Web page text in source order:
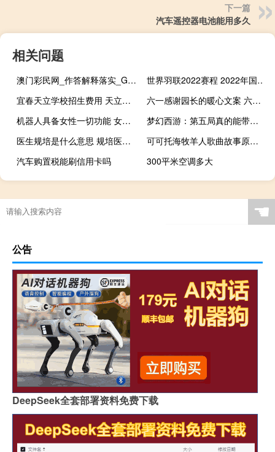
下一篇
汽车遥控器电池能用多久
相关问题
澳门彩民网_作答解释落实_GM版v89.23.39
世界羽联2022赛程 2022年国际羽毛球比赛
宜春天立学校招生费用 天立国际学校收费标准
六一感谢园长的暖心文案 六一幼儿园园长致辞
机器人具备女性一切功能 女性机器人价格多少
梦幻西游：第五局真的能带来收益吗？还有一种简单便捷的赚钱方式！
医生规培是什么意思 规培医生是什么意思啊
可可托海牧羊人歌曲故事原型 可可托海的牧羊人原唱王琪
汽车购置税能刷信用卡吗
300平米空调多大
☚
公告
DeepSeek全套部署资料免费下载